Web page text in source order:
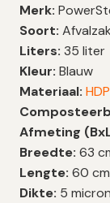
Merk:
Soort:
Liters: 35 liter
Kleur: Blauw
Materiaal:
Afmeting
Breedte: 63
Lengte: 60 cm
Dikte: 5 micron